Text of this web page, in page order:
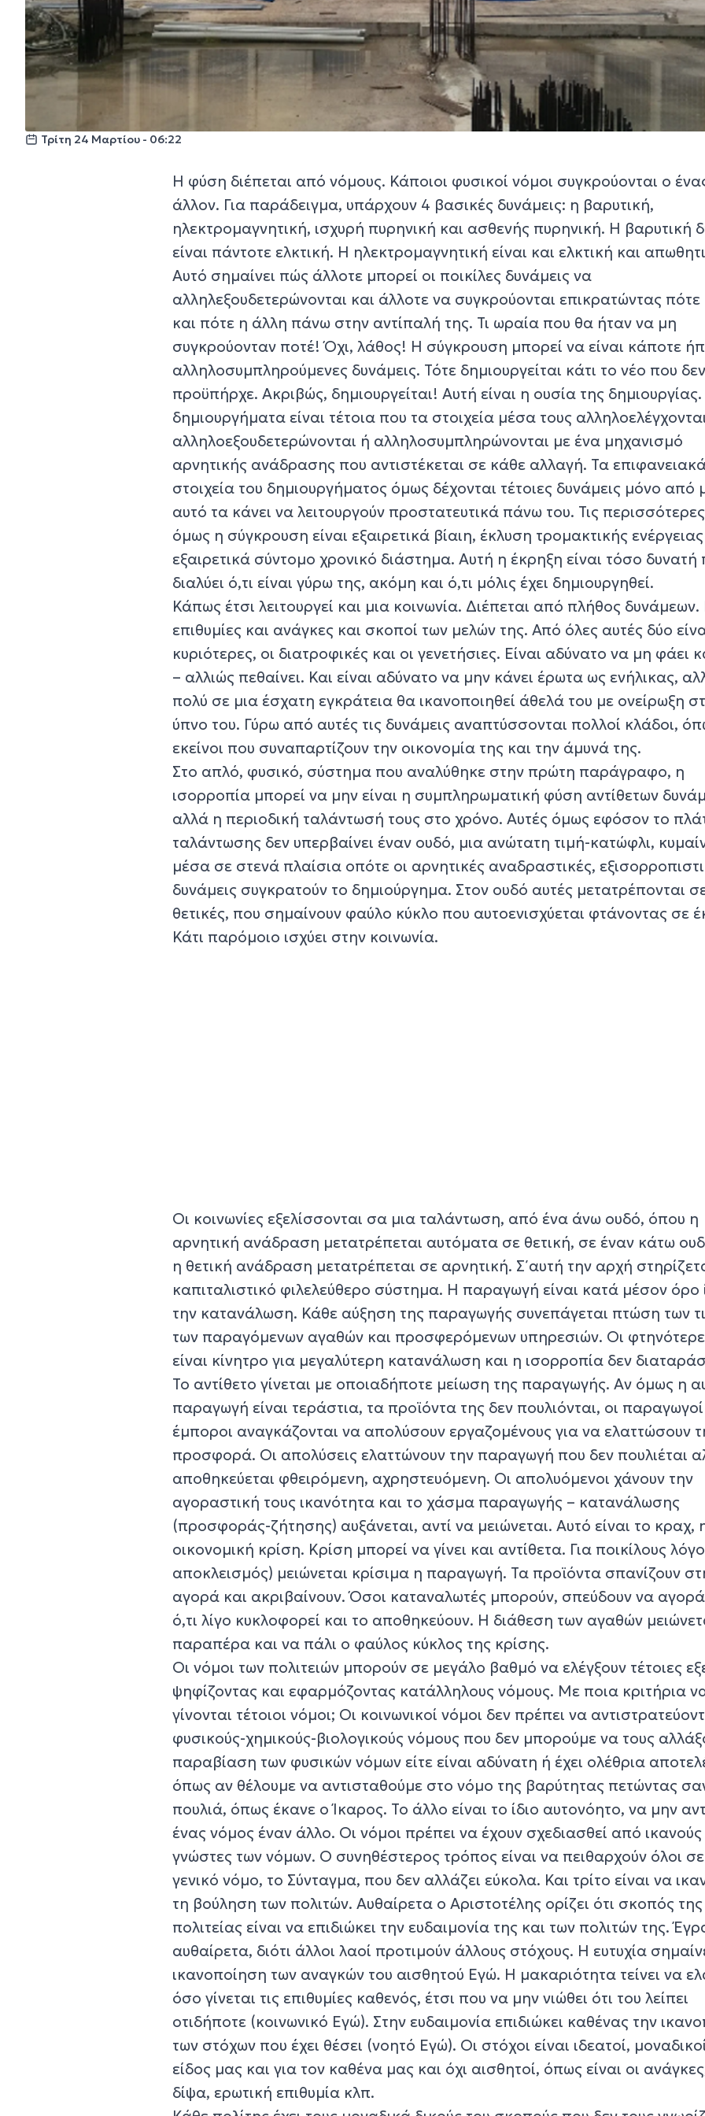
Τρίτη 24 Μαρτίου - 06:22
Η φύση διέπεται από νόμους. Κάποιοι φυσικοί νόμοι συγκρούονται ο
άλλον. Για παράδειγμα, υπάρχουν 4 βασικές δυνάμεις: η βαρυτική,
ηλεκτρομαγνητική, ισχυρή πυρηνική και ασθενής πυρηνική. Η βαρυτική
είναι πάντοτε ελκτική. Η ηλεκτρομαγνητική είναι και ελκτική και
Αυτό σημαίνει πώς άλλοτε μπορεί οι ποικίλες δυνάμεις να
αλληλεξουδετερώνονται και άλλοτε να συγκρούονται επικρατώντας πότε
και πότε η άλλη πάνω στην αντίπαλή της. Τι ωραία που θα ήταν να μη
συγκρούονταν ποτέ! Όχι, λάθος! Η σύγκρουση μπορεί να είναι κάποτε
αλληλοσυμπληρούμενες δυνάμεις. Τότε δημιουργείται κάτι το νέο που δεν
προϋπήρχε. Ακριβώς, δημιουργείται! Αυτή είναι η ουσία της
δημιουργήματα είναι τέτοια που τα στοιχεία μέσα τους
αλληλοεξουδετερώνονται ή αλληλοσυμπληρώνονται με ένα μηχανισμό
αρνητικής ανάδρασης που αντιστέκεται σε κάθε αλλαγή. Τα
στοιχεία του δημιουργήματος όμως δέχονται τέτοιες δυνάμεις μόνο από
αυτό τα κάνει να λειτουργούν προστατευτικά πάνω του. Τις
όμως η σύγκρουση είναι εξαιρετικά βίαιη, έκλυση τρομακτικής
εξαιρετικά σύντομο χρονικό διάστημα. Αυτή η έκρηξη είναι τόσο δυνατή
διαλύει ό,τι είναι γύρω της, ακόμη και ό,τι μόλις έχει δημιουργηθεί.
Κάπως έτσι λειτουργεί και μια κοινωνία. Διέπεται από πλήθος δυνάμεων.
επιθυμίες και ανάγκες και σκοποί των μελών της. Από όλες αυτές δύο
κυριότερες, οι διατροφικές και οι γενετήσιες. Είναι αδύνατο να μη φάει
– αλλιώς πεθαίνει. Και είναι αδύνατο να μην κάνει έρωτα ως ενήλικας,
πολύ σε μια έσχατη εγκράτεια θα ικανοποιηθεί άθελά του με ονείρωξη
ύπνο του. Γύρω από αυτές τις δυνάμεις αναπτύσσονται πολλοί κλάδοι,
εκείνοι που συναπαρτίζουν την οικονομία της και την άμυνά της.
Στο απλό, φυσικό, σύστημα που αναλύθηκε στην πρώτη παράγραφο, η
ισορροπία μπορεί να μην είναι η συμπληρωματική φύση αντίθετων
αλλά η περιοδική ταλάντωσή τους στο χρόνο. Αυτές όμως εφόσον το
ταλάντωσης δεν υπερβαίνει έναν ουδό, μια ανώτατη τιμή-κατώφλι,
μέσα σε στενά πλαίσια οπότε οι αρνητικές αναδραστικές,
δυνάμεις συγκρατούν το δημιούργημα. Στον ουδό αυτές μετατρέπονται
θετικές, που σημαίνουν φαύλο κύκλο που αυτοενισχύεται φτάνοντας σε
Κάτι παρόμοιο ισχύει στην κοινωνία.
Οι κοινωνίες εξελίσσονται σα μια ταλάντωση, από ένα άνω ουδό, όπου η
αρνητική ανάδραση μετατρέπεται αυτόματα σε θετική, σε έναν κάτω
η θετική ανάδραση μετατρέπεται σε αρνητική. Σ΄ αυτή την αρχή
καπιταλιστικό φιλελεύθερο σύστημα. Η παραγωγή είναι κατά μέσον όρο
την κατανάλωση. Κάθε αύξηση της παραγωγής συνεπάγεται πτώση των
των παραγόμενων αγαθών και προσφερόμενων υπηρεσιών. Οι
είναι κίνητρο για μεγαλύτερη κατανάλωση και η ισορροπία δεν
Το αντίθετο γίνεται με οποιαδήποτε μείωση της παραγωγής. Αν όμως η
παραγωγή είναι τεράστια, τα προϊόντα της δεν πουλιόνται, οι παραγωγοί
έμποροι αναγκάζονται να απολύσουν εργαζομένους για να ελαττώσουν
προσφορά. Οι απολύσεις ελαττώνουν την παραγωγή που δεν πουλιέται
αποθηκεύεται φθειρόμενη, αχρηστευόμενη. Οι απολυόμενοι χάνουν την
αγοραστική τους ικανότητα και το χάσμα παραγωγής – κατανάλωσης
(προσφοράς-ζήτησης) αυξάνεται, αντί να μειώνεται. Αυτό είναι το κραχ,
οικονομική κρίση. Κρίση μπορεί να γίνει και αντίθετα. Για ποικίλους
αποκλεισμός) μειώνεται κρίσιμα η παραγωγή. Τα προϊόντα σπανίζουν
αγορά και ακριβαίνουν. Όσοι καταναλωτές μπορούν, σπεύδουν να
ό,τι λίγο κυκλοφορεί και το αποθηκεύουν. Η διάθεση των αγαθών
παραπέρα και να πάλι ο φαύλος κύκλος της κρίσης.
Οι νόμοι των πολιτειών μπορούν σε μεγάλο βαθμό να ελέγξουν τέτοιες
ψηφίζοντας και εφαρμόζοντας κατάλληλους νόμους. Με ποια κριτήρια
γίνονται τέτοιοι νόμοι; Οι κοινωνικοί νόμοι δεν πρέπει να
φυσικούς-χημικούς-βιολογικούς νόμους που δεν μπορούμε να τους
παραβίαση των φυσικών νόμων είτε είναι αδύνατη ή έχει ολέθρια
όπως αν θέλουμε να αντισταθούμε στο νόμο της βαρύτητας πετώντας
πουλιά, όπως έκανε ο Ίκαρος. Το άλλο είναι το ίδιο αυτονόητο, να μην
ένας νόμος έναν άλλο. Οι νόμοι πρέπει να έχουν σχεδιασθεί από ικανούς
γνώστες των νόμων. Ο συνηθέστερος τρόπος είναι να πειθαρχούν όλοι
γενικό νόμο, το Σύνταγμα, που δεν αλλάζει εύκολα. Και τρίτο είναι να
τη βούληση των πολιτών. Αυθαίρετα ο Αριστοτέλης ορίζει ότι σκοπός της
πολιτείας είναι να επιδιώκει την ευδαιμονία της και των πολιτών της.
αυθαίρετα, διότι άλλοι λαοί προτιμούν άλλους στόχους. Η ευτυχία
ικανοποίηση των αναγκών του αισθητού Εγώ. Η μακαριότητα τείνει να
όσο γίνεται τις επιθυμίες καθενός, έτσι που να μην νιώθει ότι του λείπει
οτιδήποτε (κοινωνικό Εγώ). Στην ευδαιμονία επιδιώκει καθένας την
των στόχων που έχει θέσει (νοητό Εγώ). Οι στόχοι είναι ιδεατοί,
είδος μας και για τον καθένα μας και όχι αισθητοί, όπως είναι οι
δίψα, ερωτική επιθυμία κλπ.